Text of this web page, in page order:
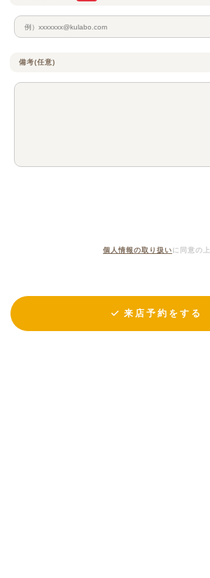
備考(任意)
個人情報の取り扱いに同意の上
来店予約をする